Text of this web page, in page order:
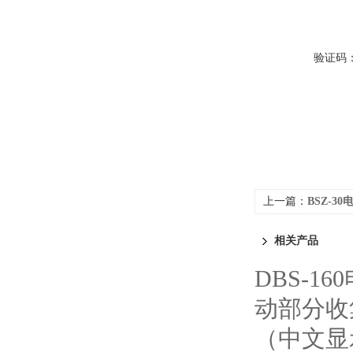
验证码
上一篇： BSZ-30
相关产品
DBS-
动部分
（中文